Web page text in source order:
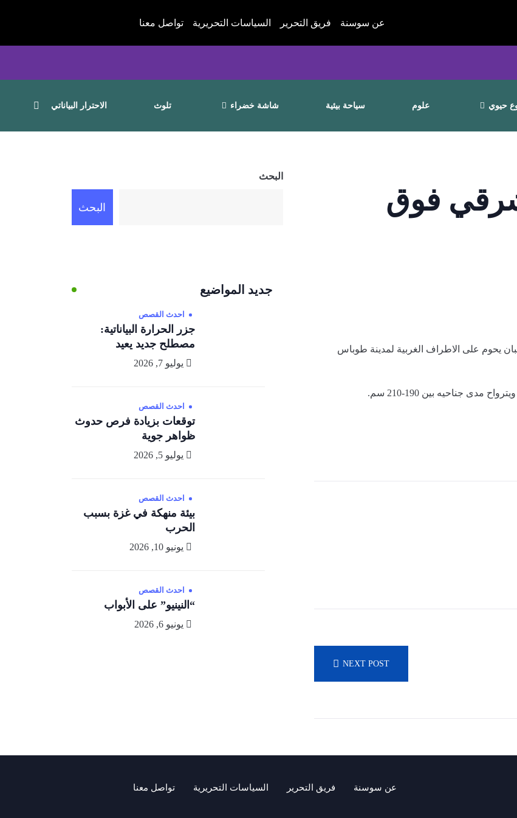
عن سوسنة فريق التحرير السياسات التحريرية تواصل معنا
حيوي علوم سياحة بيئية شاشة خضراء تلوث الاحترار البياناتي
فوق
يحوم على الاطراف الغربية لمدينة طوباس
مدى جناحيه بين 190-210 سم.
NEXT POST
البحث
البحث
جديد المواضيع
احدث القصص
جزر الحرارة البياناتية:
مصطلح جديد يعيد
يوليو 7, 2026
احدث القصص
توقعات بزيادة فرص حدوث
ظواهر جوية
يوليو 5, 2026
احدث القصص
بيئة منهكة في غزة بسبب
الحرب
يونيو 10, 2026
احدث القصص
“النينيو” على الأبواب
يونيو 6, 2026
عن سوسنة فريق التحرير السياسات التحريرية تواصل معنا